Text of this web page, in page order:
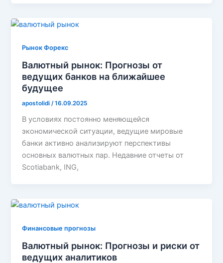
Рынок Форекс
Валютный рынок: Прогнозы от
ведущих банков на ближайшее
будущее
apostolidi /16.09.2025
В условиях постоянно меняющейся
экономической ситуации, ведущие мировые
банки активно анализируют перспективы
основных валютных пар. Недавние отчеты от
Scotiabank, ING,
Финансовые прогнозы
Валютный рынок: Прогнозы и риски от
ведущих аналитиков